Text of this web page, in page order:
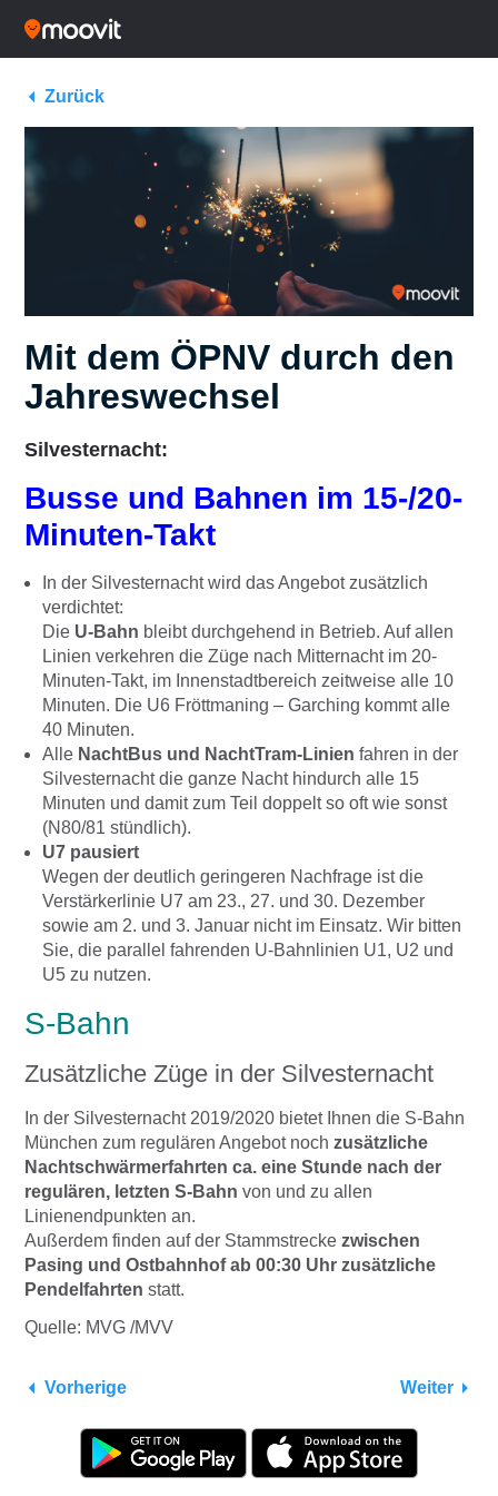
Zurück
Mit dem ÖPNV durch den
Jahreswechsel
Silvesternacht:
Busse und Bahnen im 15-/20-
Minuten-Takt
In der Silvesternacht wird das Angebot zusätzlich
verdichtet:
Die U-Bahn bleibt durchgehend in Betrieb. Auf allen
Linien verkehren die Züge nach Mitternacht im 20-
Minuten-Takt, im Innenstadtbereich zeitweise alle 10
Minuten. Die U6 Fröttmaning – Garching kommt alle
40 Minuten.
Alle NachtBus und NachtTram-Linien fahren in der
Silvesternacht die ganze Nacht hindurch alle 15
Minuten und damit zum Teil doppelt so oft wie sonst
(N80/81 stündlich).
U7 pausiert
Wegen der deutlich geringeren Nachfrage ist die
Verstärkerlinie U7 am 23., 27. und 30. Dezember
sowie am 2. und 3. Januar nicht im Einsatz. Wir bitten
Sie, die parallel fahrenden U-Bahnlinien U1, U2 und
U5 zu nutzen.
S-Bahn
Zusätzliche Züge in der Silvesternacht
In der Silvesternacht 2019/2020 bietet Ihnen die S-Bahn
München zum regulären Angebot noch zusätzliche
Nachtschwärmerfahrten ca. eine Stunde nach der
regulären, letzten S-Bahn von und zu allen
Linienendpunkten an.
Außerdem finden auf der Stammstrecke zwischen
Pasing und Ostbahnhof ab 00:30 Uhr zusätzliche
Pendelfahrten statt.
Quelle: MVG /MVV
Vorherige Weiter